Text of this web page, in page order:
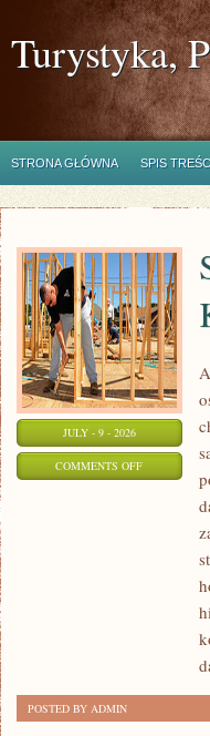
Turystyka,
STRONA GŁÓWNA SPIS
JULY - 9 - 2026
COMMENTS OFFON
SAMOCHODY
POSTED BY ADMIN